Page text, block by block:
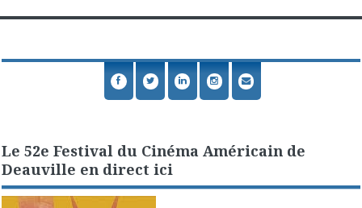
Le 52e Festival du Cinéma Américain de
Deauville en direct ici